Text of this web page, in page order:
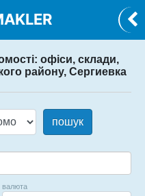
офіси, склади,
району, Сергиевка
пошук
валюта